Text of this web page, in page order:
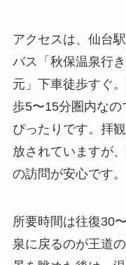
アクセスは、仙台
バス「秋保温泉行
元」下車徒歩すぐ
歩5〜15分圏内な
ぴったりです。拝
放されていますが
の訪問が安心です。
所要時間は往復30
泉に戻るのが王道